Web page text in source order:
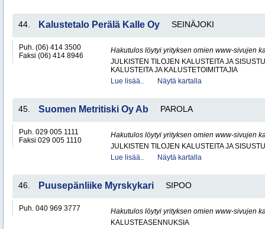
44. Kalustetalo Perälä Kalle Oy SEINÄJOKI
Puh. (06) 414 3500
Faksi (06) 414 8946
Hakutulos löytyi yrityksen omien www-sivujen
JULKISTEN TILOJEN KALUSTEITA JA
KALUSTEITA JA KALUSTETOIMITTAJIA
Lue lisää..
Näytä kartalla
45. Suomen Metritiski Oy Ab PAROLA
Puh. 029 005 1111
Faksi 029 005 1110
Hakutulos löytyi yrityksen omien www-sivujen
JULKISTEN TILOJEN KALUSTEITA JA
Lue lisää..
Näytä kartalla
46. Puusepänliike Myrskykari SIPOO
Puh. 040 969 3777
Hakutulos löytyi yrityksen omien www-sivujen
KALUSTEASENNUKSIA